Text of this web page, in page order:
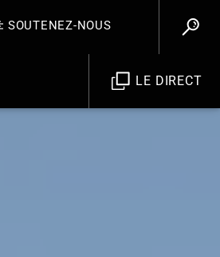
SOUTENEZ-NOUS
LE DIRECT